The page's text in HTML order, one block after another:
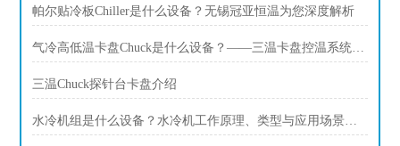
帕尔贴冷板Chiller是什么设备？无锡冠亚恒温为您深度解析
气冷高低温卡盘Chuck是什么设备？——三温卡盘控温系统应用指南
三温Chuck探针台卡盘介绍
水冷机组是什么设备？水冷机工作原理、类型与应用场景全解析